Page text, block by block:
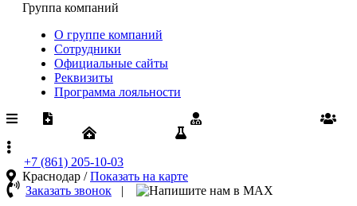
Группа компаний
О группе компаний
Сотрудники
Официальные сайты
Реквизиты
Программа лояльности
+7 (861) 205-10-03
Краснодар /Показать на карте
Заказать звонок |